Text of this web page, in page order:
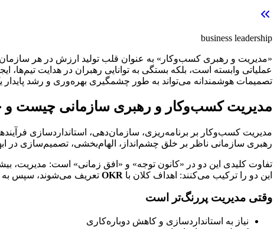
business leadership
تصمیمات هوشمندانه می‌تواند به طور چشمگیری بهره‌وری و رشد پایدار یک سازمان را بهبود بخشد.
مدیریت کسب‌وکار و رهبری سازمانی چیست و چه تفاوتی دارند؟
مدیریت کسب‌وکار بر برنامه‌ریزی، سازمان‌دهی، استانداردسازی فرآیندها و کنترل عملکرد تمرکز دارد؛ یعنی تعریف نقش‌ها، چیدن
رهبری سازمانی ناظر بر خلق چشم‌انداز، الهام‌بخشی، تصمیم‌سازی در ابهام و ساخت فرهنگ سازمانی است که رفتارهای مطلوب (مسئولیت‌پذیری، یادگیری، نوآوری) را تقویت می‌کند.
این دو را ترکیب می‌کنند: اهداف کلان با
OKR تعریف می‌شوند، سپس به
وقتی مدیریت پررنگ‌تر است
نیاز به استانداردسازی و کاهش دوباره‌کاری